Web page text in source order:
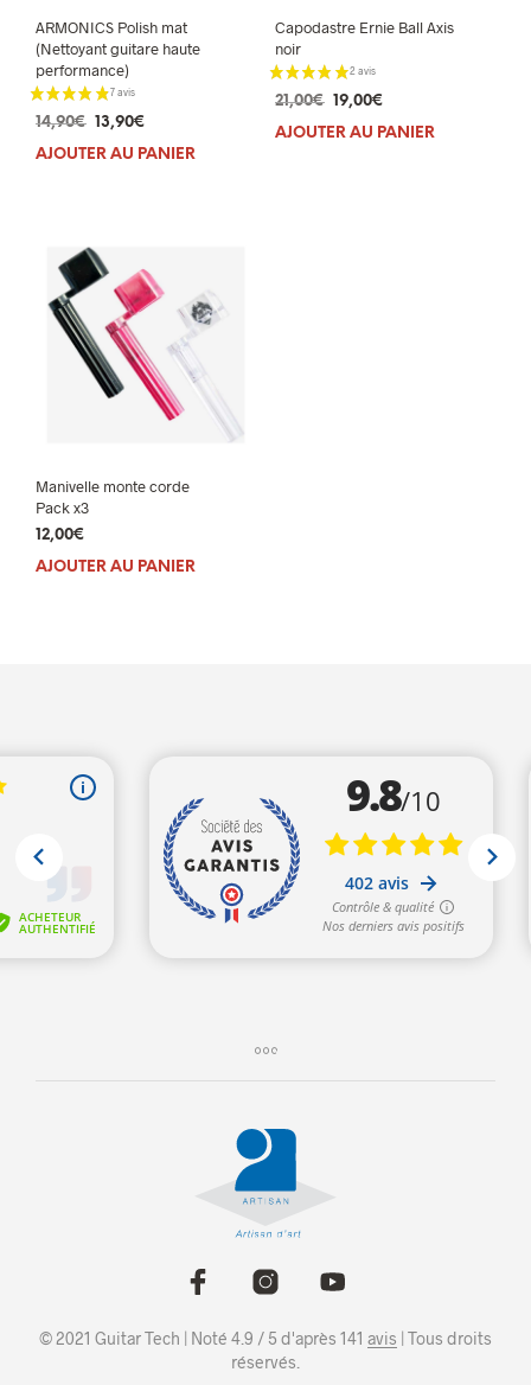
ARMONICS Polish mat
(Nettoyant guitare haute
performance)
14,90€ Le
prix
13,90€
prix
AJOUTER AU PANIER
Capodastre Ernie Ball Axis
noir
21,00€ Le
prix
19,00€Le
prix
AJOUTER AU PANIER
Manivelle monte corde
Pack x3
12,00€
AJOUTER AU PANIER
© 2021 Guitar Tech | Noté 4.9 / 5 d'après 141 avis | Tous droits
réservés.